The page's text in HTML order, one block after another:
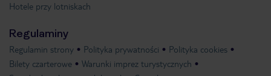
Hotele przy lotniskach
Regulaminy
Regulamin strony Polityka prywatności
Polityka cookies
Bilety czarterowe
Warunki imprez turystycznych